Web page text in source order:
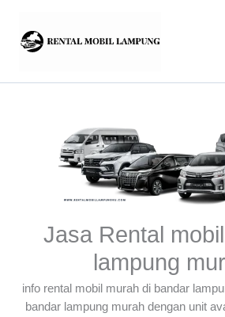
konten
Jasa Rental
lampung
info rental mobil murah di bandar
bandar lampung murah dengan unit